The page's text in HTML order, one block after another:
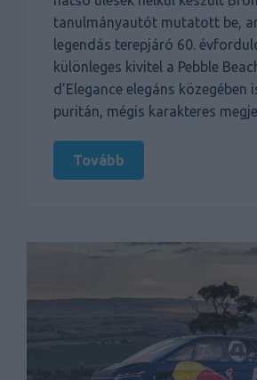
tanulmányautót mutatott be,
legendás terepjáró 60.
különleges kivitel a Pebble
d’Elegance elegáns közegében
puritán, mégis karakteres
Tovább